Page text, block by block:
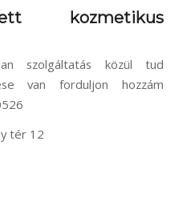
kozmetikus
szolgáltatás közül tud
van forduljon hozzám
tér 12